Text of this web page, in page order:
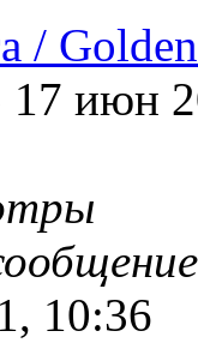
/
17 июн
10:36